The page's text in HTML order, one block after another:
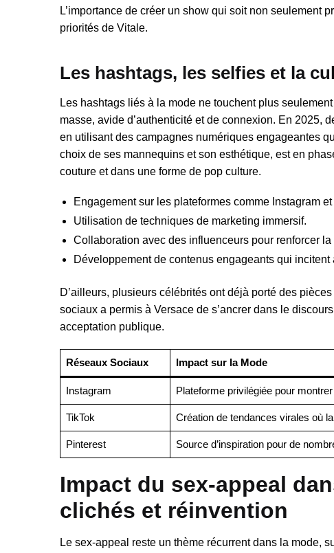
L’importance de créer un show qui soit non seulement
priorités de Vitale.
Les hashtags, les selfies et la
Les hashtags liés à la mode ne touchent plus
masse, avide d’authenticité et de connexion. En 2025,
en utilisant des campagnes numériques engageantes
choix de ses mannequins et son esthétique, est en
couture et dans une forme de pop culture.
Engagement sur les plateformes comme Instagram et
Utilisation de techniques de marketing immersif.
Collaboration avec des influenceurs pour renforcer la
Développement de contenus engageants qui incitent
D’ailleurs, plusieurs célébrités ont déjà porté des
sociaux a permis à Versace de s’ancrer dans le
acceptation publique.
Réseaux Sociaux Impact sur la Mode
Instagram Plateforme privilégiée pour
TikTok Création de tendances virales où
Pinterest Source d’inspiration pour de
Impact du sex-appeal
clichés et réinvention
Le sex-appeal reste un thème récurrent dans la mode,